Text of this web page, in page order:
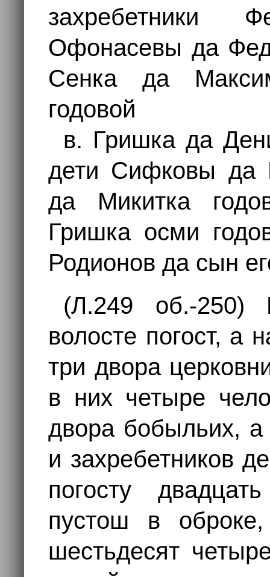
захребетники
Офонасевы да
Сенка да
годовой
в. Гришка да
дети Сифковы да
да Микитка
Гришка осми
Родионов да сын
(Л.249 об.-250)
волосте погост, а
три двора
в них четыре
двора бобыльих,
и захребетников
погосту
пустош в
шестьдесят